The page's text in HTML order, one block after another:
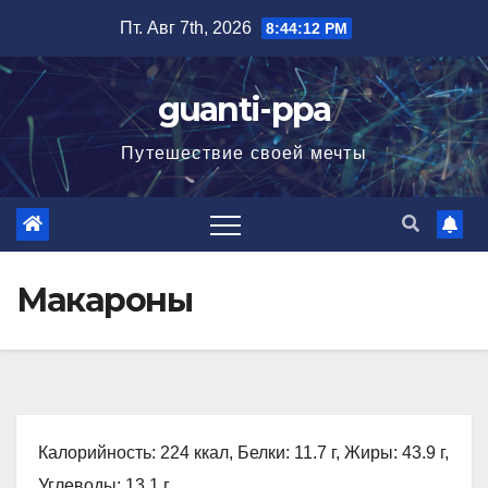
содержимому
Пт. Авг 7th, 2026 8:44:13 PM
guanti-ppa
Путешествие своей мечты
Макароны
Калорийность: 224 ккал, Белки: 11.7 г, Жиры: 43.9 г,